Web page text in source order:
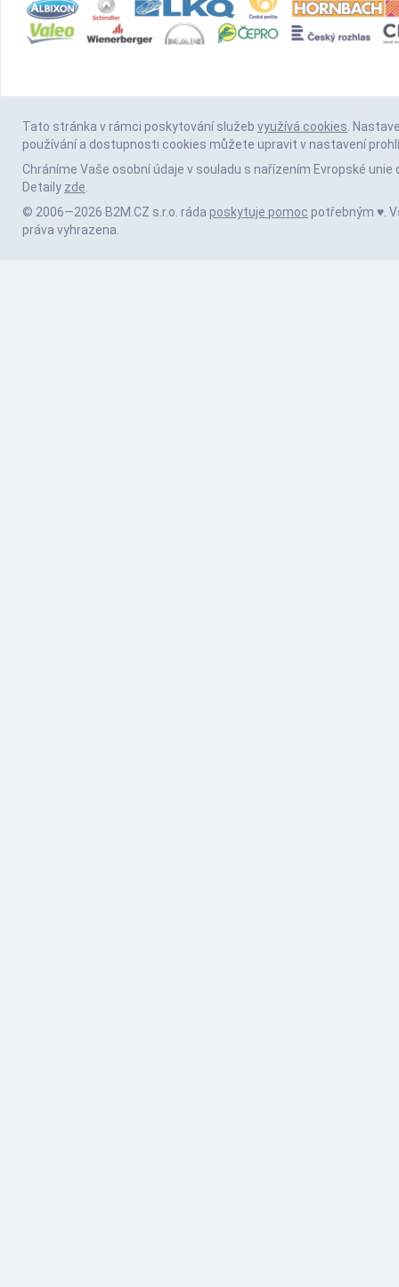
Tato stránka v rámci poskytování služeb využívá cookies.
používání a dostupnosti cookies můžete upravit v nastavení
Chráníme Vaše osobní údaje v souladu s nařízením Evropské unie
Detaily zde.
© 2006—2026 B2M.CZ s.r.o. ráda poskytuje pomoc potřebným ♥️.
práva vyhrazena.